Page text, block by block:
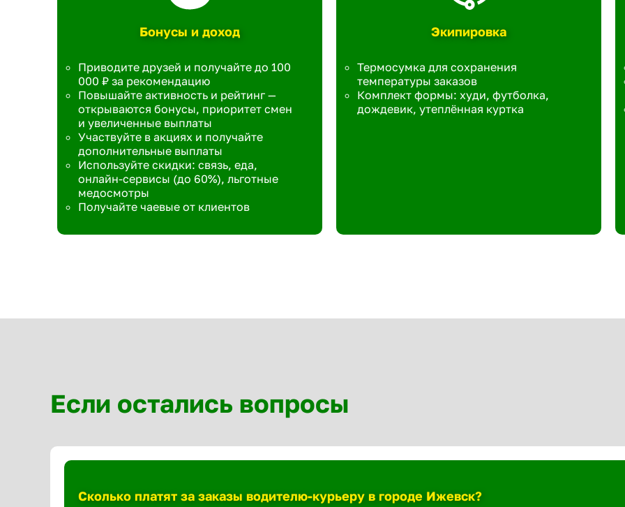
Бонусы и доход
Приводите друзей и получайте до 100
000 ₽ за рекомендацию
Повышайте активность и рейтинг —
открываются бонусы, приоритет смен
и увеличенные выплаты
Участвуйте в акциях и получайте
дополнительные выплаты
Используйте скидки: связь, еда,
онлайн-сервисы (до 60%), льготные
медосмотры
Получайте чаевые от клиентов
Экипировка
Термосумка для сохранения
температуры заказов
Комплект формы: худи, футболка,
дождевик, утеплённая куртка
Если остались вопросы
Сколько платят за заказы водителю-курьеру в городе Ижевск?